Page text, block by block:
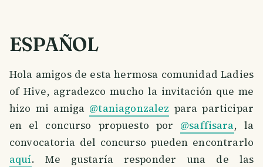
ESPAÑOL
Hola amigos de esta hermosa comunidad Ladies
of Hive, agradezco mucho la invitación que me
hizo mi amiga @taniagonzalez para participar
en el concurso propuesto por @saffisara, la
convocatoria del concurso pueden encontrarlo
aquí. Me gustaría responder una de las